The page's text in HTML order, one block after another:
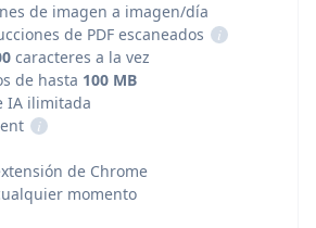
de imagen a imagen/día
de PDF escaneados
i
caracteres a la vez
de hasta 100 MB
IA ilimitada
i
de Chrome
momento